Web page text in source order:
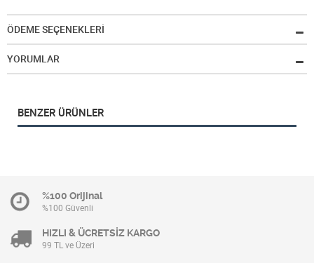
ÖDEME SEÇENEKLERİ
YORUMLAR
BENZER ÜRÜNLER
%100 Orijinal
%100 Güvenli
HIZLI & ÜCRETSİZ KARGO
99 TL ve Üzeri